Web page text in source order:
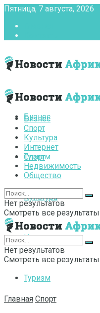
Пятница, 7 августа, 2026
Бизнес
Спорт
Культура
Интернет
Туризм
Бизнес
Спорт
Культура
Интернет
Туризм
Недвижимость
Общество
Нет результатов
Смотреть все результаты
Нет результатов
Смотреть все результаты
Главная Спорт